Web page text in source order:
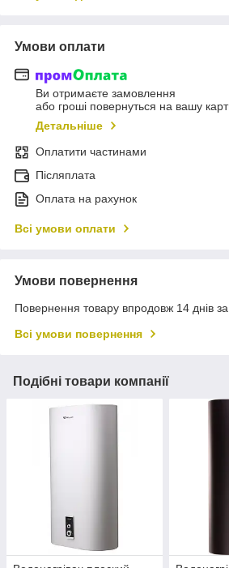
Умови оплати
Ви отримаєте замовлення
або гроші повернуться на вашу
Детальніше
Оплатити частинами
Післяплата
Оплата на рахунок
Всі умови оплати
Умови повернення
Повернення товару впродовж 14 днів
Всі умови повернення
Подібні товари компанії